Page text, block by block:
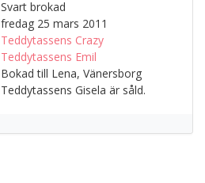
Svart brokad
fredag 25 mars 2011
Teddytassens Crazy
Teddytassens Emil
Bokad till Lena, Vänersborg
Teddytassens Gisela är såld.